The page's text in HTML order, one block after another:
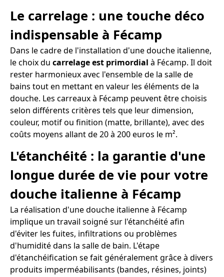
Le carrelage : une touche déco
indispensable à Fécamp
Dans le cadre de l'installation d'une douche italienne,
le choix du carrelage est primordial à Fécamp. Il doit
rester harmonieux avec l'ensemble de la salle de
bains tout en mettant en valeur les éléments de la
douche. Les carreaux à Fécamp peuvent être choisis
selon différents critères tels que leur dimension,
couleur, motif ou finition (matte, brillante), avec des
coûts moyens allant de 20 à 200 euros le m².
L'étanchéité : la garantie d'une
longue durée de vie pour votre
douche italienne à Fécamp
La réalisation d'une douche italienne à Fécamp
implique un travail soigné sur l'étanchéité afin
d'éviter les fuites, infiltrations ou problèmes
d'humidité dans la salle de bain. L'étape
d'étanchéification se fait généralement grâce à divers
produits imperméabilisants (bandes, résines, joints)